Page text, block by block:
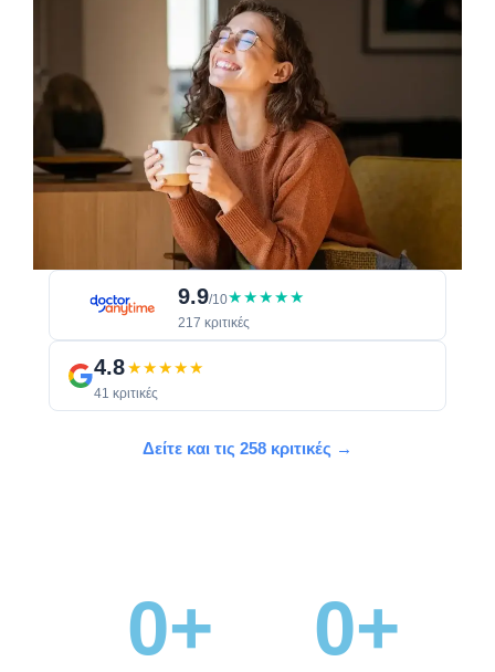
9.9/10★★★★★
217 κριτικές
4.8★★★★★
41 κριτικές
Δείτε και τις 258 κριτικές →
0+ 0+